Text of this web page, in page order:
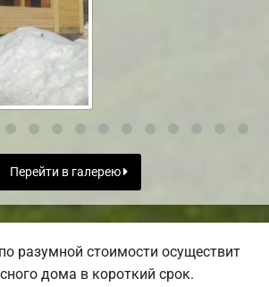
Перейти в галерею
разумной стоимости осуществит
дома в короткий срок.